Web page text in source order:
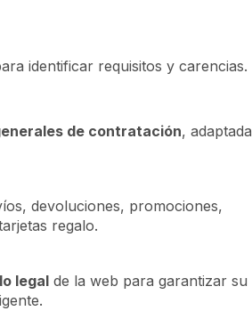
identificar requisitos y carencias.
de contratación,
devoluciones, promociones,
regalo.
legalde la web para garantizar su